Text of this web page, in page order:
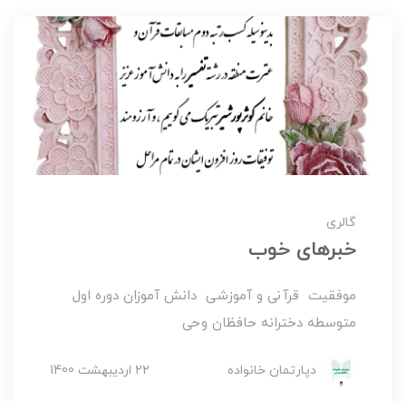
گالری
خبرهای خوب
موفقیت قرآنی و آموزشی دانش آموزان دوره اول
متوسطه دخترانه حافظان وحی
دپارتمان خانواده 22 ارديبهشت 1400